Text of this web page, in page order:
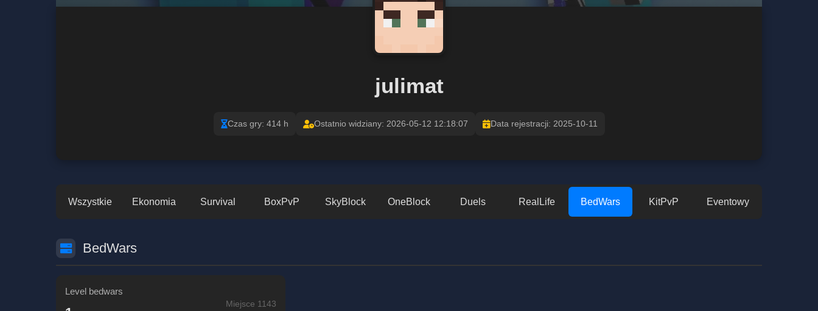
julimat
Czas gry: 414 h Ostatnio widziany: 2026-05-12 12:18:07 Data rejestracji: 2025-10-11
Wszystkie Ekonomia Survival BoxPvP SkyBlock OneBlock Duels RealLife BedWars KitPvP Eventowy
BedWars
Level bedwars
Miejsce 1143